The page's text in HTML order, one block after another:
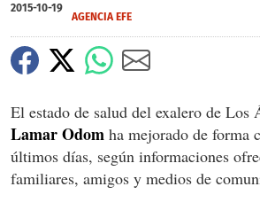
2015-10-19
AGENCIA EFE
El estado de salud del exalero de Los
Lamar Odom ha mejorado de forma
últimos días, según informaciones
familiares, amigos y medios de